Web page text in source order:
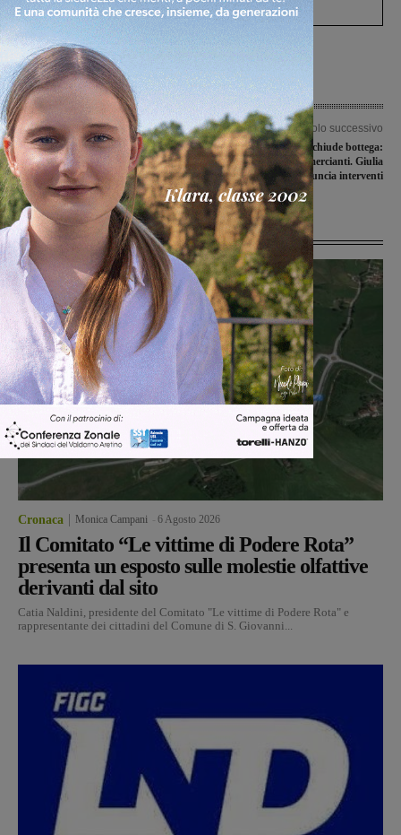
Articolo precedente
Scontri diretti per Synergy e
Polisportiva Galli. A Montevarchi
arriva il Costone
Articolo successivo
Il centro storico chiude bottega:
l’allarme dei commercianti. Giulia
Mugnai annuncia interventi
Ultime Notizie
Cronaca Monica Campani 6 Agosto 2026
Il Comitato “Le vittime di Podere Rota”
presenta un esposto sulle molestie olfattive
derivanti dal sito
Catia Naldini, presidente del Comitato "Le vittime di Podere Rota" e
rappresentante dei cittadini del Comune di S. Giovanni...